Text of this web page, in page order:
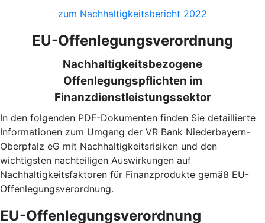
zum Nachhaltigkeitsbericht 2022
EU-Offenlegungsverordnung
Nachhaltigkeitsbezogene
Offenlegungspflichten im
Finanzdienstleistungssektor
In den folgenden PDF-Dokumenten finden Sie detaillierte
Informationen zum Umgang der VR Bank Niederbayern-
Oberpfalz eG mit Nachhaltigkeitsrisiken und den
wichtigsten nachteiligen Auswirkungen auf
Nachhaltigkeitsfaktoren für Finanzprodukte gemäß EU-
Offenlegungsverordnung.
EU-Offenlegungsverordnung